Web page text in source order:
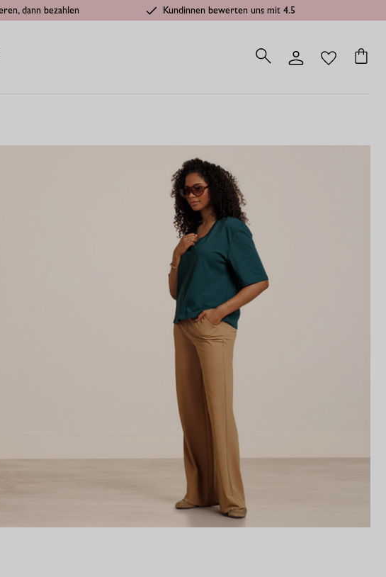
dann bezahlen Kundinnen bewerten uns mit 4.5